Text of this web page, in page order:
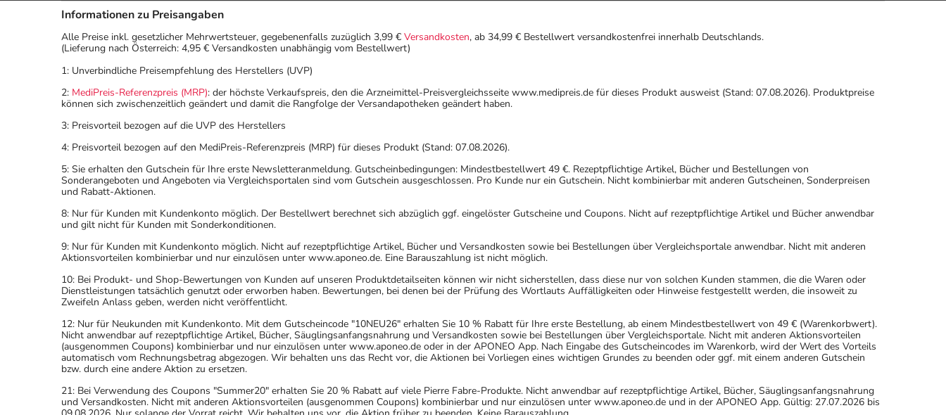
Informationen zu Preisangaben
Alle Preise inkl. gesetzlicher Mehrwertsteuer, gegebenenfalls zuzüglich 3,99 € Versandkosten, ab 34,99 € Bestellwert versandkostenfrei innerhalb Deutschlands.
(Lieferung nach Österreich: 4,95 € Versandkosten unabhängig vom Bestellwert)
1: Unverbindliche Preisempfehlung des Herstellers (UVP)
2: MediPreis-Referenzpreis (MRP): der höchste Verkaufspreis, den die Arzneimittel-Preisvergleichsseite www.medipreis.de für dieses Produkt ausweist (Stand: 07.08.2026). Produktpreise
können sich zwischenzeitlich geändert und damit die Rangfolge der Versandapotheken geändert haben.
3: Preisvorteil bezogen auf die UVP des Herstellers
4: Preisvorteil bezogen auf den MediPreis-Referenzpreis (MRP) für dieses Produkt (Stand: 07.08.2026).
5: Sie erhalten den Gutschein für Ihre erste Newsletteranmeldung. Gutscheinbedingungen: Mindestbestellwert 49 €. Rezeptpflichtige Artikel, Bücher und Bestellungen von
Sonderangeboten und Angeboten via Vergleichsportalen sind vom Gutschein ausgeschlossen. Pro Kunde nur ein Gutschein. Nicht kombinierbar mit anderen Gutscheinen, Sonderpreisen
und Rabatt-Aktionen.
8: Nur für Kunden mit Kundenkonto möglich. Der Bestellwert berechnet sich abzüglich ggf. eingelöster Gutscheine und Coupons. Nicht auf rezeptpflichtige Artikel und Bücher anwendbar
und gilt nicht für Kunden mit Sonderkonditionen.
9: Nur für Kunden mit Kundenkonto möglich. Nicht auf rezeptpflichtige Artikel, Bücher und Versandkosten sowie bei Bestellungen über Vergleichsportale anwendbar. Nicht mit anderen
Aktionsvorteilen kombinierbar und nur einzulösen unter www.aponeo.de. Eine Barauszahlung ist nicht möglich.
10: Bei Produkt- und Shop-Bewertungen von Kunden auf unseren Produktdetailseiten können wir nicht sicherstellen, dass diese nur von solchen Kunden stammen, die die Waren oder
Dienstleistungen tatsächlich genutzt oder erworben haben. Bewertungen, bei denen bei der Prüfung des Wortlauts Auffälligkeiten oder Hinweise festgestellt werden, die insoweit zu
Zweifeln Anlass geben, werden nicht veröffentlicht.
12: Nur für Neukunden mit Kundenkonto. Mit dem Gutscheincode "10NEU26" erhalten Sie 10 % Rabatt für Ihre erste Bestellung, ab einem Mindestbestellwert von 49 € (Warenkorbwert).
Nicht anwendbar auf rezeptpflichtige Artikel, Bücher, Säuglingsanfangsnahrung und Versandkosten sowie bei Bestellungen über Vergleichsportale. Nicht mit anderen Aktionsvorteilen
(ausgenommen Coupons) kombinierbar und nur einzulösen unter www.aponeo.de oder in der APONEO App. Nach Eingabe des Gutscheincodes im Warenkorb, wird der Wert des Vorteils
automatisch vom Rechnungsbetrag abgezogen. Wir behalten uns das Recht vor, die Aktionen bei Vorliegen eines wichtigen Grundes zu beenden oder ggf. mit einem anderen Gutschein
bzw. durch eine andere Aktion zu ersetzen.
21: Bei Verwendung des Coupons "Summer20" erhalten Sie 20 % Rabatt auf viele Pierre Fabre-Produkte. Nicht anwendbar auf rezeptpflichtige Artikel, Bücher, Säuglingsanfangsnahrung
und Versandkosten. Nicht mit anderen Aktionsvorteilen (ausgenommen Coupons) kombinierbar und nur einzulösen unter www.aponeo.de und in der APONEO App. Gültig: 27.07.2026 bis